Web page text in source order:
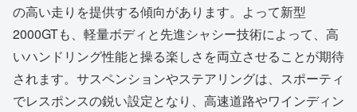
の高い走りを提供する傾向があります。よって新型
2000GTも、軽量ボディと先進シャシー技術によって、高
いハンドリング性能と操る楽しさを両立させることが期待
されます。サスペンションやステアリングは、スポーティ
でレスポンスの鋭い設定となり、高速道路やワインディン